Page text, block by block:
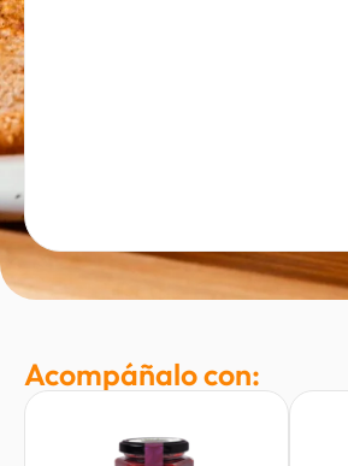
Acompáñalo con: